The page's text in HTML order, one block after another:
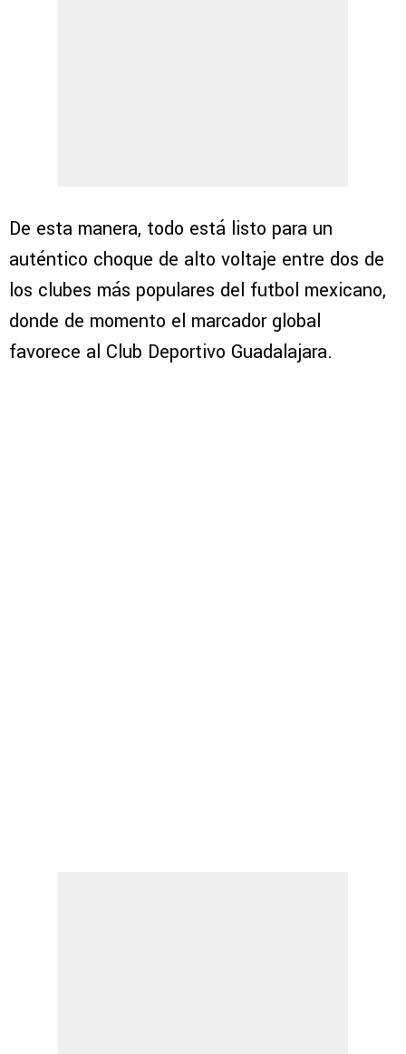
De esta manera, todo está listo para un
auténtico choque de alto voltaje entre dos de
los clubes más populares del futbol mexicano,
donde de momento el marcador global
favorece al Club Deportivo Guadalajara.